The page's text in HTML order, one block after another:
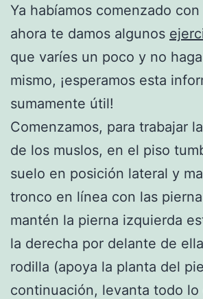
Ya habíamos comenzado
ahora te damos algunos
que varíes un poco y no
mismo, ¡esperamos esta
sumamente útil!
Comenzamos, para trabajar
de los muslos, en el piso
suelo en posición lateral y
tronco en línea con las
mantén la pierna izquierda
la derecha por delante de
rodilla (apoya la planta del
continuación, levanta todo lo